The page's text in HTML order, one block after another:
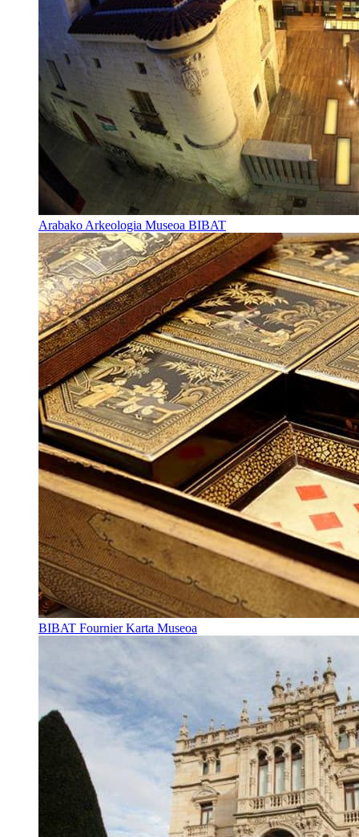
Arabako Arkeologia Museoa BIBAT
BIBAT Fournier Karta Museoa